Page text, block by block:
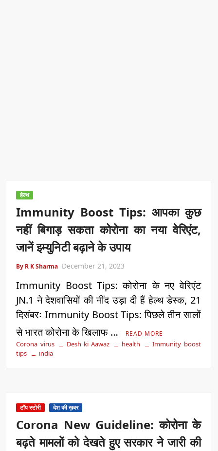
अठावलेहेल्थ
Immunity Boost Tips: आपका कुछ
नहीं बिगाड़ सकता कोरोना का नया वेरिएंट,
जानें इम्युनिटी बढ़ाने के उपाय
By R K Sharma December 21, 2023
Immunity Boost Tips: कोरोना के नए वेरिएंट
JN.1 ने देशवासियों की नींद उड़ा दी हैं हेल्थ डेस्क, 21
दिसंबरः Immunity Boost Tips: पिछले तीन सालों
से भारत कोरोना के खिलाफ …
READ MORE
Corona virus Desh ki Aawaz health
Immunity boost
tips
india
टॉप स्टोरी देश की ख़बर
Corona New Guideline: कोरोना के
बढ़ते मामलों को देखते हुए सरकार ने जारी की